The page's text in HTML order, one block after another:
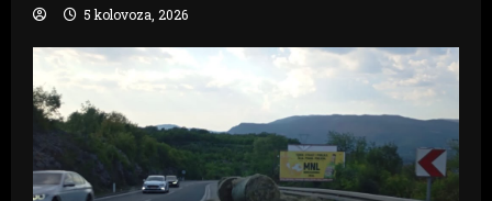
5 kolovoza, 2026